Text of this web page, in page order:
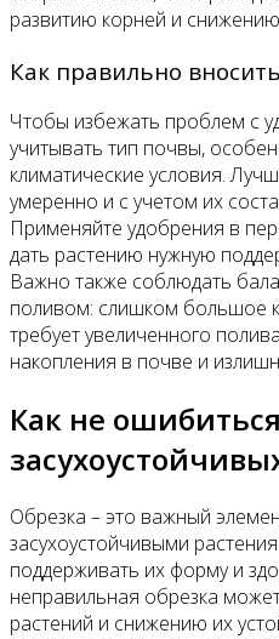
развитию корней и
Как правильно
Чтобы избежать проблем с
учитывать тип почвы,
климатические условия.
умеренно и с учетом их
Применяйте удобрения в
дать растению нужную
Важно также соблюдать
поливом: слишком большое
требует увеличенного
накопления в почве и
Как не
Обрезка – это важный
засухоустойчивыми
поддерживать их форму и
неправильная обрезка
растений и снижению их